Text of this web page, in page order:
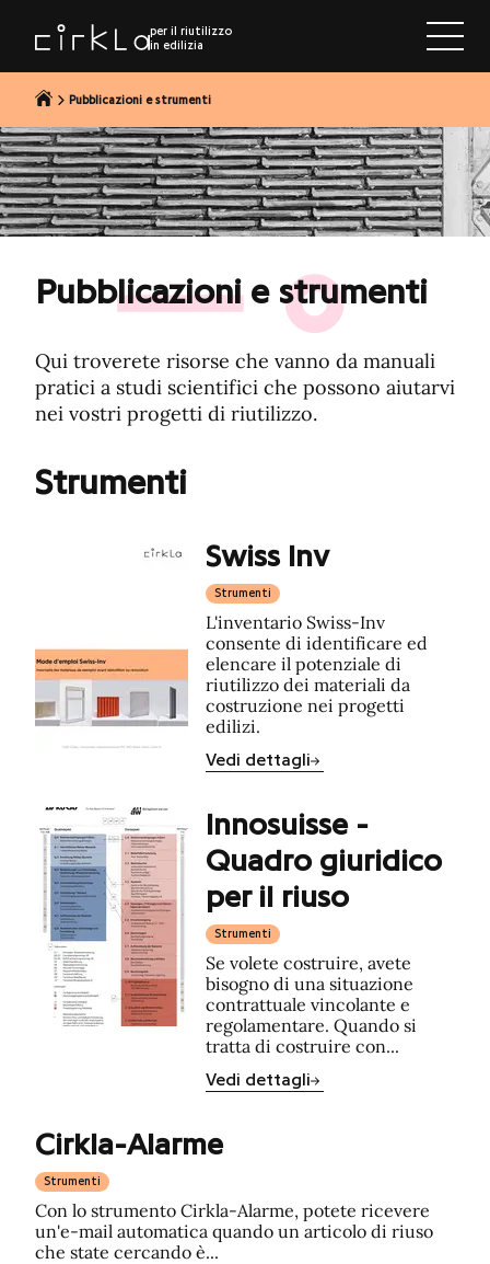
contenuto
per il riutilizzo
in edilizia
Pubblicazioni e strumenti
Pubblicazioni e strumenti
Qui troverete risorse che vanno da manuali
pratici a studi scientifici che possono aiutarvi
nei vostri progetti di riutilizzo.
Strumenti
Swiss Inv
Strumenti
L'inventario Swiss-Inv
consente di identificare ed
elencare il potenziale di
riutilizzo dei materiali da
costruzione nei progetti
edilizi.
Vedi dettagli
Innosuisse -
Quadro giuridico
per il riuso
Strumenti
Se volete costruire, avete
bisogno di una situazione
contrattuale vincolante e
regolamentare. Quando si
tratta di costruire con...
Vedi dettagli
Cirkla-Alarme
Strumenti
Con lo strumento Cirkla-Alarme, potete ricevere
un'e-mail automatica quando un articolo di riuso
che state cercando è...